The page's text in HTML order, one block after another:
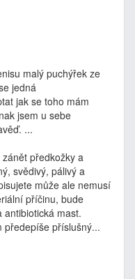
malý puchýřek ze
jedná
jak se toho mám
jsem u sebe
...
předkožky a
svědivý, pálivý a
může ale nemusí
příčinu, bude
antibiotická mast.
předepíše příslušný...